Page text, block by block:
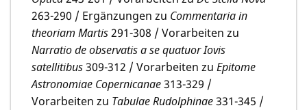
263-290 / Ergänzungen zu Commentaria in
theoriam Martis291-308 / Vorarbeiten zu
Narratio de observatis a se quatuor Iovis
satellitibus309-312 / Vorarbeiten zu Epitome
Astronomiae Copernicanae313-329 /
Vorarbeiten zu Tabulae Rudolphinae331-345 /